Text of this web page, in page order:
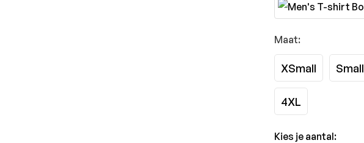
Maat:
XSmall Small
4XL
Kies je aantal: